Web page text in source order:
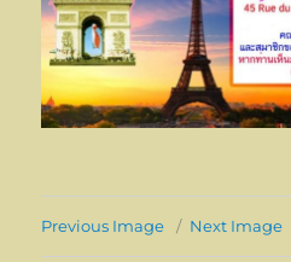
Previous Image Next Image